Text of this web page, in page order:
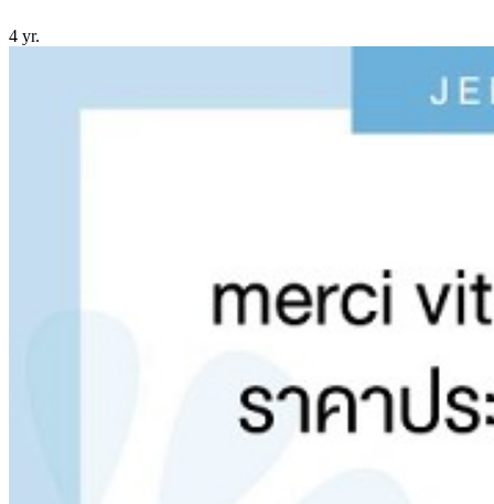
4 yr.